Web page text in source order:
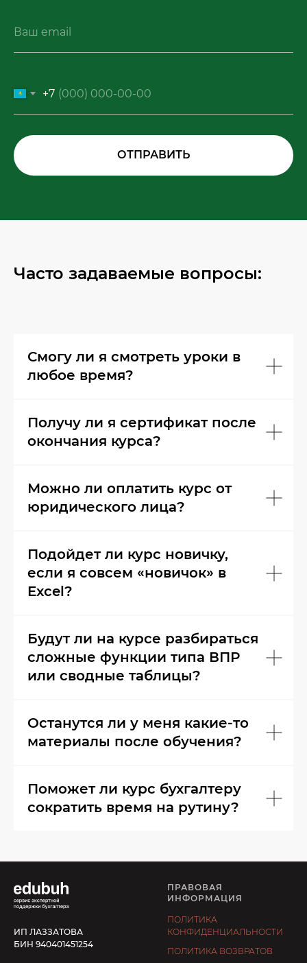
+7
ОТПРАВИТЬ
Часто задаваемые вопросы:
Смогу ли я смотреть уроки в
любое время?
Получу ли я сертификат после
окончания курса?
Можно ли оплатить курс от
юридического лица?
Подойдет ли курс новичку,
если я совсем «новичок» в
Excel?
Будут ли на курсе разбираться
сложные функции типа ВПР
или сводные таблицы?
Останутся ли у меня какие-то
материалы после обучения?
Поможет ли курс бухгалтеру
сократить время на рутину?
ИП ЛАЗЗАТОВА
БИН 940401451254
ПРАВОВАЯ
ИНФОРМАЦИЯ
ПОЛИТИКА
КОНФИДЕНЦИАЛЬНОСТИ
ПОЛИТИКА ВОЗВРАТОВ